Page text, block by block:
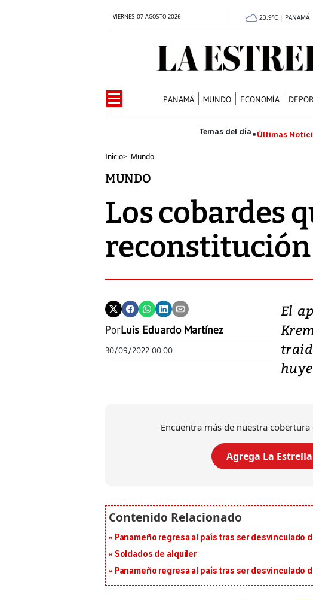
VIERNES 07 AGOSTO 2026 23.9°C | PANAMÁ
PANAMÁ MUNDO ECONOMÍA
Últimas
Inicio> Mundo
MUNDO
Los cobardes
reconstitución
PorLuis Eduardo Martínez
30/09/2022 00:00
El
Encuentra más de nuestra
Agrega La
Panameño regresa al país tras ser desvinculado
Soldados de alquiler
Panameño regresa al país tras ser desvinculado